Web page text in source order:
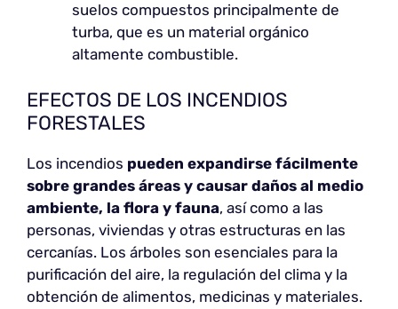
suelos compuestos principalmente de
turba, que es un material orgánico
altamente combustible.
EFECTOS DE LOS INCENDIOS
FORESTALES
Los incendios pueden expandirse fácilmente
sobre grandes áreas y causar daños al medio
ambiente, la flora y fauna, así como a las
personas, viviendas y otras estructuras en las
cercanías. Los árboles son esenciales para la
purificación del aire, la regulación del clima y la
obtención de alimentos, medicinas y materiales.